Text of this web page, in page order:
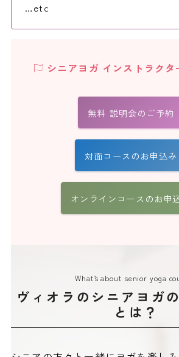
…etc
シニアヨガ インストラクタ
無料 説明会のご予約
対面コースのお申込み
オンラインコースのお申
What`s about senior yoga
ヴィオラのシニアヨガ
とは？